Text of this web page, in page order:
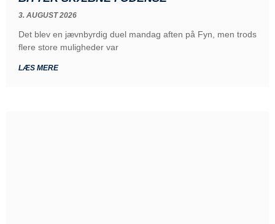
3. AUGUST 2026
Det blev en jævnbyrdig duel mandag aften på Fyn, men trods
flere store muligheder var
LÆS MERE